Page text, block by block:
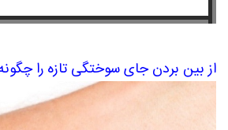
از بین بردن جای سوختگی تازه را